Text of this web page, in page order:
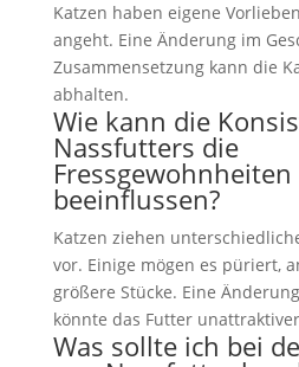
Katzen haben eigene
angeht. Eine Änderung im
Zusammensetzung kann die
abhalten.
Wie kann die
Nassfutters die
beeinflussen?
Katzen ziehen
vor. Einige mögen es püriert,
größere Stücke. Eine
könnte das Futter
Was sollte ich bei